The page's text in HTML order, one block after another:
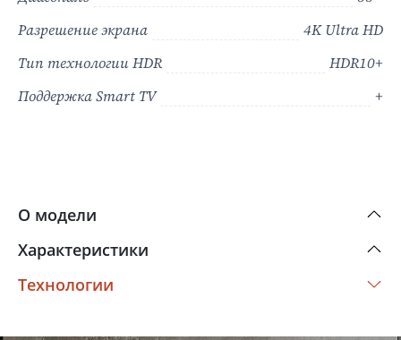
Разрешение экрана
4K Ultra HD
Тип технологии HDR
HDR10+
Поддержка Smart TV
+
О модели
Характеристики
Технологии